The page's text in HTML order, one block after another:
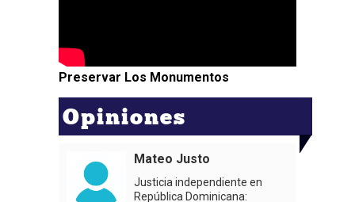
Preservar Los Monumentos
Opiniones
Mateo Justo
Justicia independiente en
República Dominicana: